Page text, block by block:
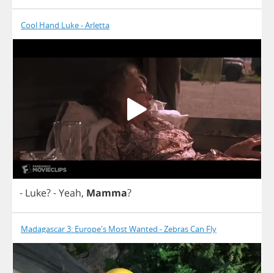
Cool Hand Luke - Arletta
- Luke?-Yeah, Mamma?
Madagascar 3: Europe's Most Wanted - Zebras Can Fly